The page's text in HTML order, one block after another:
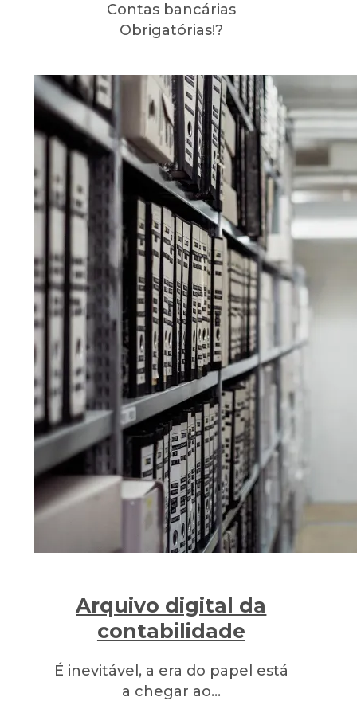
Contas bancárias
Obrigatórias!?
Arquivo digital da
contabilidade
É inevitável, a era do papel está
a chegar ao…